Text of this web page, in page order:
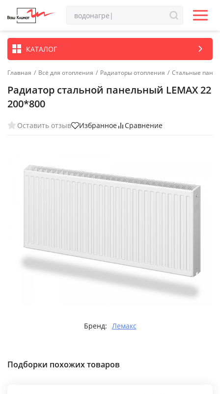
КАТАЛОГ
Главная / Всё для отопления / Радиаторы отопления / Стальные
Радиатор стальной панельный LEMAX 22
200*800
Оставить отзыв Избранное Сравнение
Бренд: Лемакс
Подборки похожих товаров